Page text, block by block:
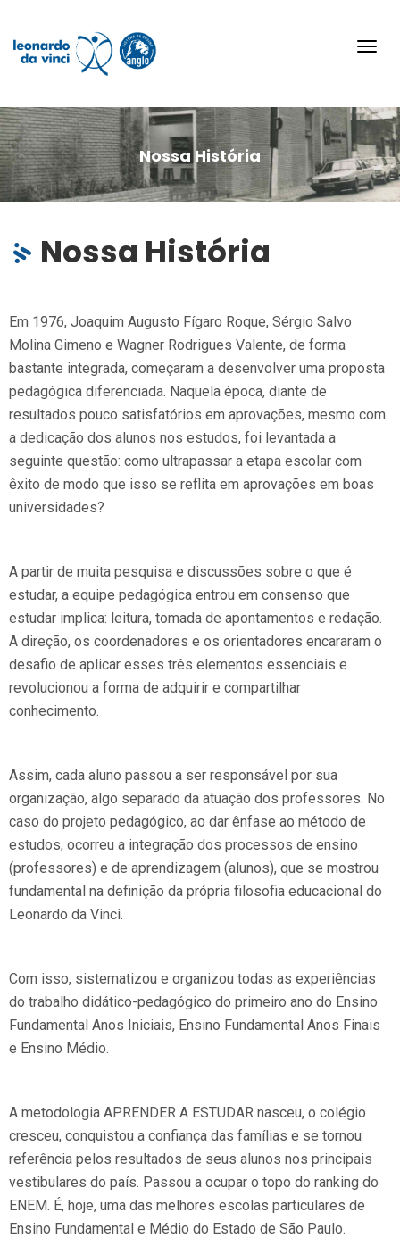
Nossa História
Nossa História
Em 1976, Joaquim Augusto Fígaro Roque, Sérgio Salvo
Molina Gimeno e Wagner Rodrigues Valente, de forma
bastante integrada, começaram a desenvolver uma proposta
pedagógica diferenciada. Naquela época, diante de
resultados pouco satisfatórios em aprovações, mesmo com
a dedicação dos alunos nos estudos, foi levantada a
seguinte questão: como ultrapassar a etapa escolar com
êxito de modo que isso se reflita em aprovações em boas
universidades?
A partir de muita pesquisa e discussões sobre o que é
estudar, a equipe pedagógica entrou em consenso que
estudar implica: leitura, tomada de apontamentos e redação.
A direção, os coordenadores e os orientadores encararam o
desafio de aplicar esses três elementos essenciais e
revolucionou a forma de adquirir e compartilhar
conhecimento.
Assim, cada aluno passou a ser responsável por sua
organização, algo separado da atuação dos professores. No
caso do projeto pedagógico, ao dar ênfase ao método de
estudos, ocorreu a integração dos processos de ensino
(professores) e de aprendizagem (alunos), que se mostrou
fundamental na definição da própria filosofia educacional do
Leonardo da Vinci.
Com isso, sistematizou e organizou todas as experiências
do trabalho didático-pedagógico do primeiro ano do Ensino
Fundamental Anos Iniciais, Ensino Fundamental Anos Finais
e Ensino Médio.
A metodologia APRENDER A ESTUDAR nasceu, o colégio
cresceu, conquistou a confiança das famílias e se tornou
referência pelos resultados de seus alunos nos principais
vestibulares do país. Passou a ocupar o topo do ranking do
ENEM. É, hoje, uma das melhores escolas particulares de
Ensino Fundamental e Médio do Estado de São Paulo.